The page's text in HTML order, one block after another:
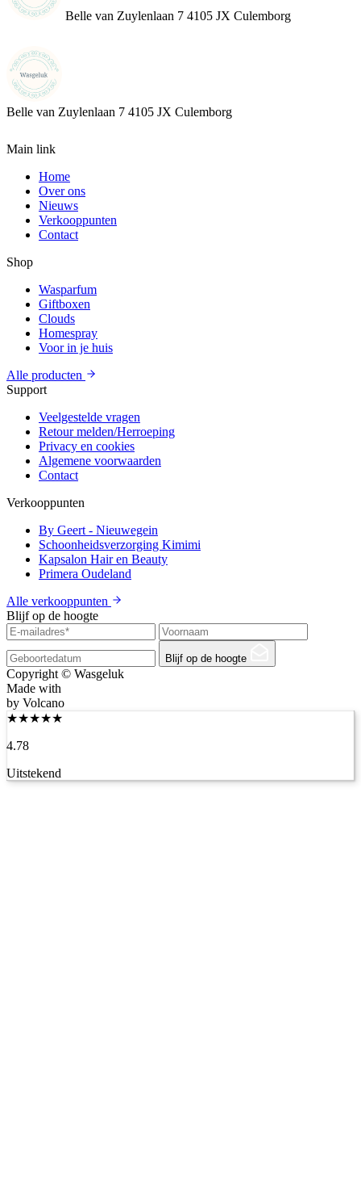
Belle van Zuylenlaan 7 4105 JX Culemborg
Belle van Zuylenlaan 7 4105 JX Culemborg
Main link
Home
Over ons
Nieuws
Verkooppunten
Contact
Shop
Wasparfum
Giftboxen
Clouds
Homespray
Voor in je huis
Alle producten
Support
Veelgestelde vragen
Retour melden/Herroeping
Privacy en cookies
Algemene voorwaarden
Contact
Verkooppunten
By Geert - Nieuwegein
Schoonheidsverzorging Kimimi
Kapsalon Hair en Beauty
Primera Oudeland
Alle verkooppunten
Blijf op de hoogte
Blijf op de hoogte
Copyright © Wasgeluk
Made with
by Volcano
★★★★★
4.78
Uitstekend